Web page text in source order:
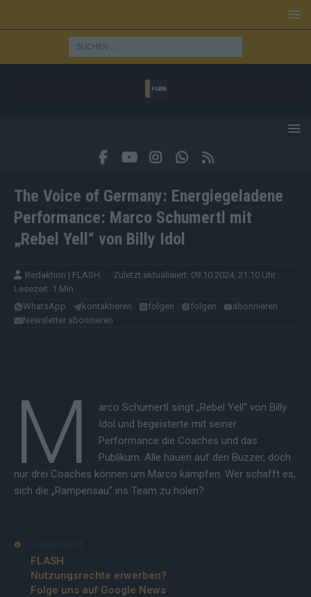
The Voice of Germany: Energiegeladene
Performance: Marco Schumertl mit
„Rebel Yell“ von Billy Idol
Redaktion | FLASH · Zuletzt aktualisiert: 09.10.2024, 21:10 Uhr
·
Lesezeit: 1 Min.
WhatsApp
kontaktieren folgen folgen
abonnieren
Newsletter abonnieren
M
arco Schumertl singt „Rebel Yell“ von Billy
Idol und begeisterte mit seiner
Performance die Coaches und das
Publikum. Alle hauen auf den Buzzer, doch
nur drei Coaches können um Marco kämpfen. Wer schafft es,
sich die „Rampensau“ ins Team zu holen?
FLASH
Nutzungsrechte erwerben?
Folge uns auf Google News